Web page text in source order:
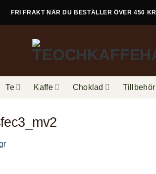
FRI FRAKT NÄR DU BESTÄLLER ÖVER 450 KR
Te Kaffe Choklad Tillbehör